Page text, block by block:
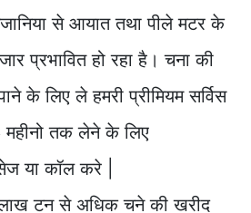
से आयात तथा पीले मटर के
प्रभावित हो रहा है। चना की
के लिए ले हमरी प्रीमियम सर्विस
तक लेने के लिए
या कॉल करे |
टन से अधिक चने की खरीद